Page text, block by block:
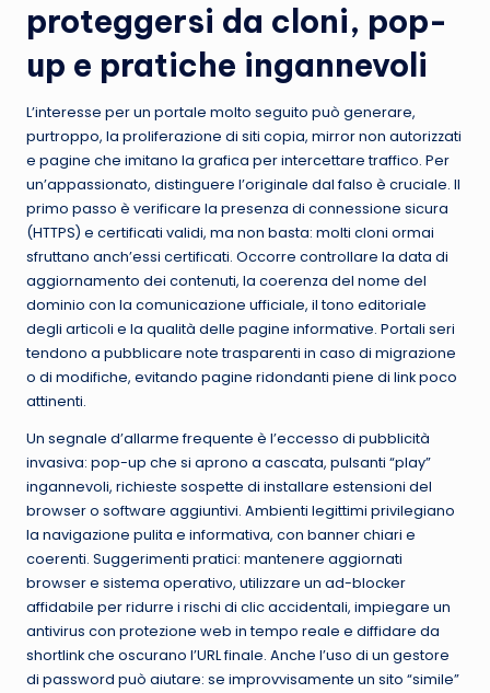
proteggersi da cloni, pop-
up e pratiche ingannevoli
L’interesse per un portale molto seguito può generare,
purtroppo, la proliferazione di siti copia, mirror non autorizzati
e pagine che imitano la grafica per intercettare traffico. Per
un’appassionato, distinguere l’originale dal falso è cruciale. Il
primo passo è verificare la presenza di connessione sicura
(HTTPS) e certificati validi, ma non basta: molti cloni ormai
sfruttano anch’essi certificati. Occorre controllare la data di
aggiornamento dei contenuti, la coerenza del nome del
dominio con la comunicazione ufficiale, il tono editoriale
degli articoli e la qualità delle pagine informative. Portali seri
tendono a pubblicare note trasparenti in caso di migrazione
o di modifiche, evitando pagine ridondanti piene di link poco
attinenti.
Un segnale d’allarme frequente è l’eccesso di pubblicità
invasiva: pop-up che si aprono a cascata, pulsanti “play”
ingannevoli, richieste sospette di installare estensioni del
browser o software aggiuntivi. Ambienti legittimi privilegiano
la navigazione pulita e informativa, con banner chiari e
coerenti. Suggerimenti pratici: mantenere aggiornati
browser e sistema operativo, utilizzare un ad-blocker
affidabile per ridurre i rischi di clic accidentali, impiegare un
antivirus con protezione web in tempo reale e diffidare da
shortlink che oscurano l’URL finale. Anche l’uso di un gestore
di password può aiutare: se improvvisamente un sito “simile”